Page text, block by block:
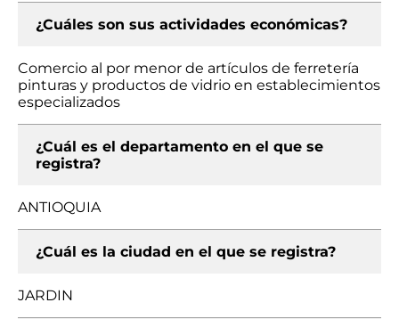
¿Cuáles son sus actividades económicas?
Comercio al por menor de artículos de ferretería
pinturas y productos de vidrio en establecimientos
especializados
¿Cuál es el departamento en el que se
registra?
ANTIOQUIA
¿Cuál es la ciudad en el que se registra?
JARDIN